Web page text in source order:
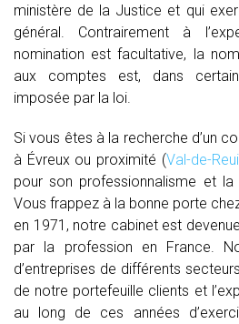
ministère de la Justice et qui
général. Contrairement à
nomination est facultative, la
aux comptes est, dans
imposée par la loi.
Si vous êtes à la recherche d’un
à Évreux ou proximité (Val-de-
pour son professionnalisme et
Vous frappez à la bonne porte
en 1971, notre cabinet est
par la profession en France.
d’entreprises de différents
de notre portefeuille clients et
au long de ces années